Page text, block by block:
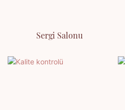
Sergi Salonu